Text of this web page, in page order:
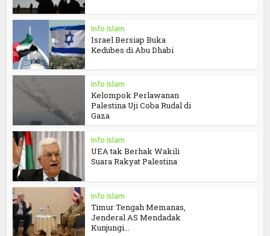
Info Islam
Israel Bersiap Buka
Kedubes di Abu Dhabi
Info Islam
Kelompok Perlawanan
Palestina Uji Coba Rudal di
Gaza
Info Islam
UEA tak Berhak Wakili
Suara Rakyat Palestina
Info Islam
Timur Tengah Memanas,
Jenderal AS Mendadak
Kunjungi...